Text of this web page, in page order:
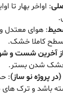
: اواخر بهار تا
: هوای
سطح کاملا خشک.
آخرین شست و
پروژه نو ساز)
باشد و ترک های